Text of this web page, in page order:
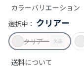
カラーバリエーション
選択中： クリアー
クリアー 欠品
送料について